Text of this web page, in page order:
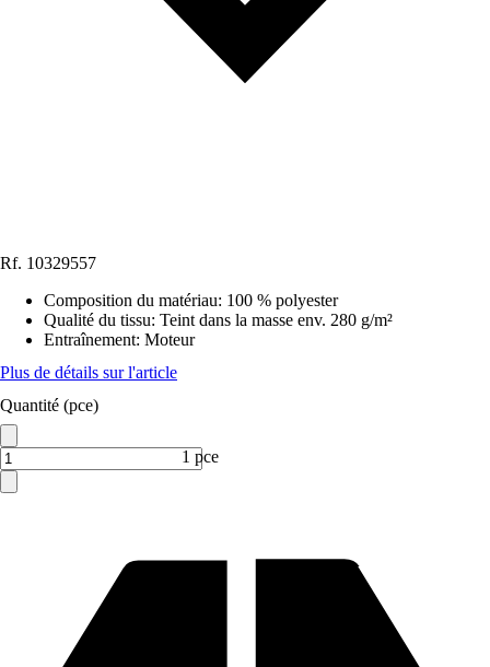
Rf. 10329557
Composition du matériau: 100 % polyester
Qualité du tissu: Teint dans la masse env. 280 g/m²
Entraînement: Moteur
Plus de détails sur l'article
Quantité (pce)
1 pce